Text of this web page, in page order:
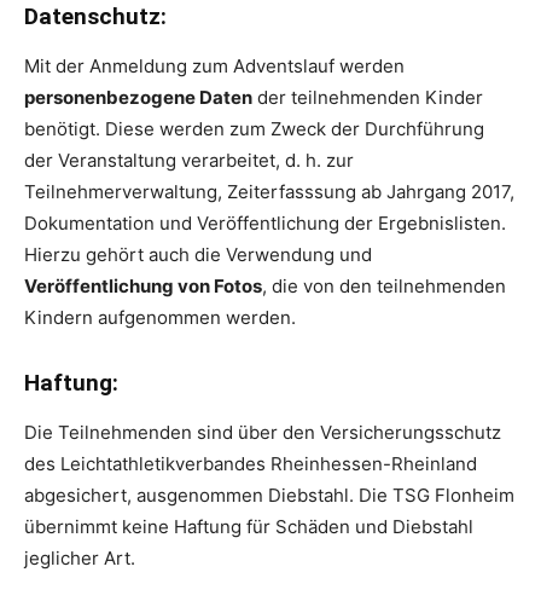
Datenschutz:
Mit der Anmeldung zum Adventslauf werden
personenbezogene Daten der teilnehmenden Kinder
benötigt. Diese werden zum Zweck der Durchführung
der Veranstaltung verarbeitet, d. h. zur
Teilnehmerverwaltung, Zeiterfasssung ab Jahrgang 2017,
Dokumentation und Veröffentlichung der Ergebnislisten.
Hierzu gehört auch die Verwendung und
Veröffentlichung von Fotos, die von den teilnehmenden
Kindern aufgenommen werden.
Haftung:
Die Teilnehmenden sind über den Versicherungsschutz
des Leichtathletikverbandes Rheinhessen-Rheinland
abgesichert, ausgenommen Diebstahl. Die TSG Flonheim
übernimmt keine Haftung für Schäden und Diebstahl
jeglicher Art.